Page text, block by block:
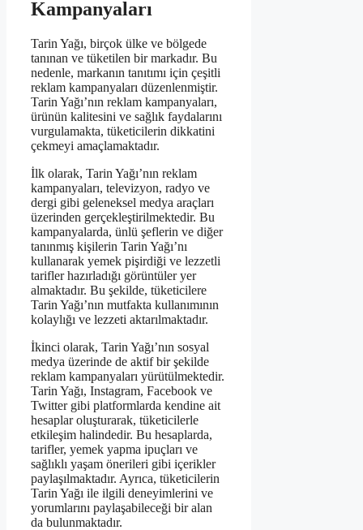
Kampanyaları
Tarin Yağı, birçok ülke ve bölgede
tanınan ve tüketilen bir markadır. Bu
nedenle, markanın tanıtımı için çeşitli
reklam kampanyaları düzenlenmiştir.
Tarin Yağı’nın reklam kampanyaları,
ürünün kalitesini ve sağlık faydalarını
vurgulamakta, tüketicilerin dikkatini
çekmeyi amaçlamaktadır.
İlk olarak, Tarin Yağı’nın reklam
kampanyaları, televizyon, radyo ve
dergi gibi geleneksel medya araçları
üzerinden gerçekleştirilmektedir. Bu
kampanyalarda, ünlü şeflerin ve diğer
tanınmış kişilerin Tarin Yağı’nı
kullanarak yemek pişirdiği ve lezzetli
tarifler hazırladığı görüntüler yer
almaktadır. Bu şekilde, tüketicilere
Tarin Yağı’nın mutfakta kullanımının
kolaylığı ve lezzeti aktarılmaktadır.
İkinci olarak, Tarin Yağı’nın sosyal
medya üzerinde de aktif bir şekilde
reklam kampanyaları yürütülmektedir.
Tarin Yağı, Instagram, Facebook ve
Twitter gibi platformlarda kendine ait
hesaplar oluşturarak, tüketicilerle
etkileşim halindedir. Bu hesaplarda,
tarifler, yemek yapma ipuçları ve
sağlıklı yaşam önerileri gibi içerikler
paylaşılmaktadır. Ayrıca, tüketicilerin
Tarin Yağı ile ilgili deneyimlerini ve
yorumlarını paylaşabileceği bir alan
da bulunmaktadır.